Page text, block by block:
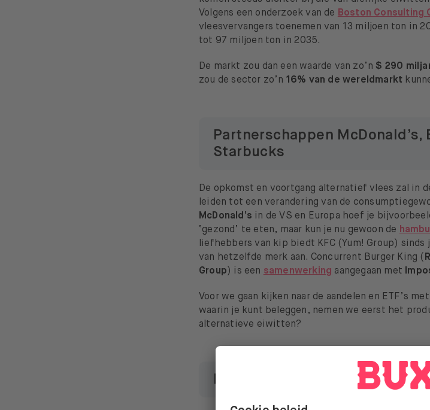
Volgens een onderzoek van de Boston Consulting
vleesvervangers toenemen van 13 miljoen ton in
tot 97 miljoen ton in 2035.
De markt zou dan een waarde van zo’n$ 290
zou de sector zo’n 16% van de wereldmarkt
Partnerschappen McDonald’s,
Starbucks
De opkomst en voortgang alternatief vlees zal in
leiden tot een verandering van de
McDonald’s in de VS en Europa hoef je
‘gezond’ te eten, maar kun je nu gewoon de
liefhebbers van kip biedt KFC (Yum! Group) sinds
van hetzelfde merk aan. Concurrent Burger King (
Group ) is een samenwerking aangegaan met
Voor we gaan kijken naar de aandelen en ETF’s
waarin je kunt beleggen, nemen we eerst het
alternatieve eiwitten?
De verschillende